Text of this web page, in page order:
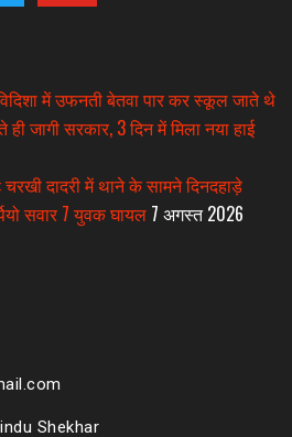
में उफनती बेतवा पार कर स्कूल जाते थे
ही जागी सरकार, 3 दिन में मिला नया हाई
चरखी दादरी में थाने के सामने दिनदहाड़े
सवार 7 युवक घायल 7 अगस्त 2026
Shekhar